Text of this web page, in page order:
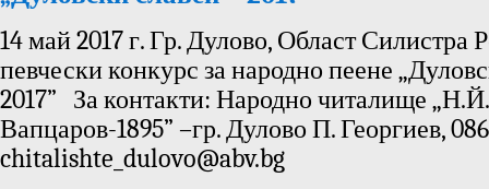
14 май 2017 г. Гр. Дулово, Област Силистра
певчески конкурс за народно пеене
2017” За контакти: Народно читалище „Н.Й.
Вапцаров-1895” –гр. Дулово П. Георгиев,
chitalishte_dulovo@abv.bg